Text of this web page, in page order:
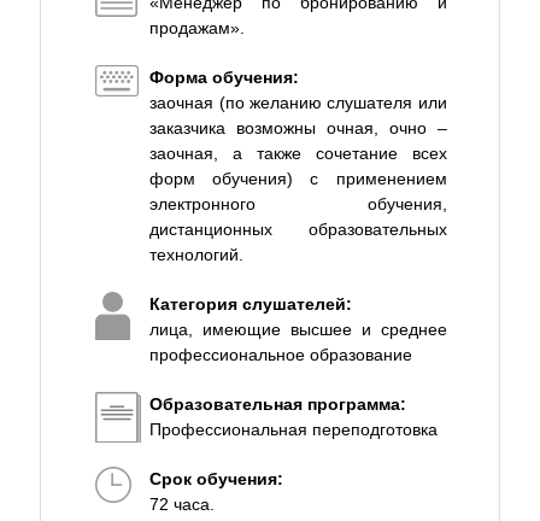
продажам».
Форма обучения:
заочная (по желанию слушателя или
заказчика возможны очная, очно –
заочная, а также сочетание всех
форм обучения) с применением
электронного обучения,
дистанционных образовательных
технологий.
Категория слушателей:
лица, имеющие высшее и среднее
профессиональное образование
Образовательная программа:
Профессиональная переподготовка
Срок обучения:
72 часа.